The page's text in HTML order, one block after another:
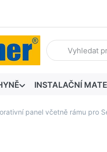
Zadejte hledaný
INSTALAČNÍ
panel včetně rámu